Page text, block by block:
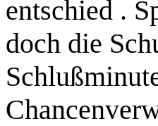
entschied .
doch die